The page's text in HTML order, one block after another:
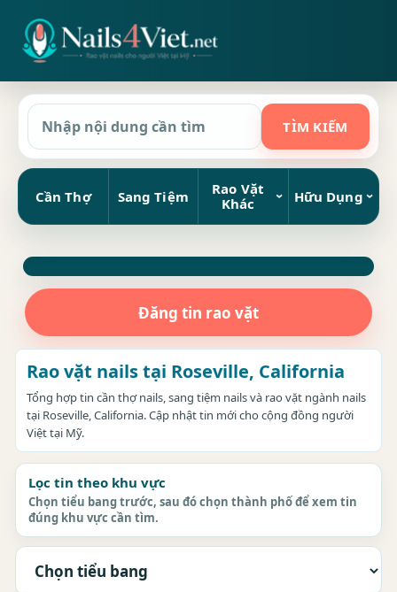
Cần Thợ Sang Tiệm
Rao Vặt
Khác
Hữu Dụng
Đăng tin rao vặt
Rao vặt nails tại Roseville, California
Tổng hợp tin cần thợ nails, sang tiệm nails và rao vặt ngành nails
tại Roseville, California. Cập nhật tin mới cho cộng đồng người
Việt tại Mỹ.
Lọc tin theo khu vực
Chọn tiểu bang trước, sau đó chọn thành phố để xem tin
đúng khu vực cần tìm.